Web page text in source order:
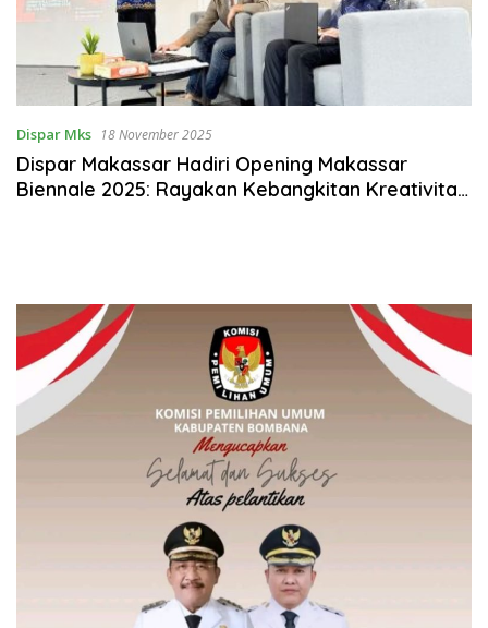
Dispar Mks 18 November 2025
Dispar Makassar Hadiri Opening Makassar
Biennale 2025: Rayakan Kebangkitan Kreativitas